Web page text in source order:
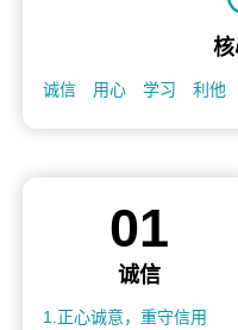
诚信 用心 学习 利他
01
诚信
1.正心诚意，重守信用